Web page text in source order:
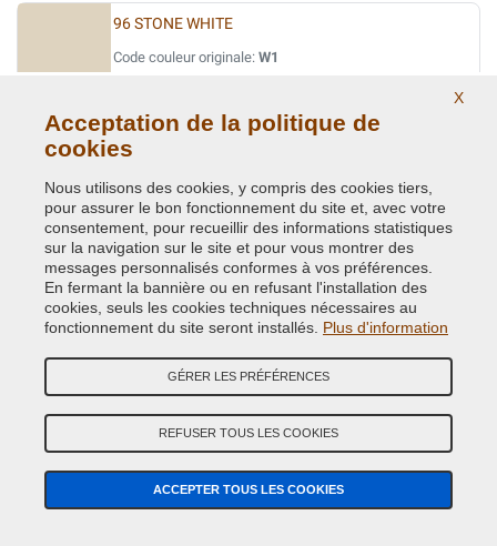
96 STONE WHITE
Code couleur originale: W1
BLACK
Code du produit:VC-CHA-DT4014
BLACK
Code couleur originale:DX8
Code du produit:VC-CHA-DX8
BLACK
Code couleur originale:DT4004
Code du produit:VC-CHA-DT4004
BLACK
Code couleur originale:PX8
X
Acceptation de la politique de
cookies
Nous utilisons des cookies, y compris des cookies tiers,
pour assurer le bon fonctionnement du site et, avec votre
consentement, pour recueillir des informations statistiques
sur la navigation sur le site et pour vous montrer des
messages personnalisés conformes à vos préférences.
En fermant la bannière ou en refusant l'installation des
cookies, seuls les cookies techniques nécessaires au
fonctionnement du site seront installés. Plus d'information
GÉRER LES PRÉFÉRENCES
REFUSER TOUS LES COOKIES
ACCEPTER TOUS LES COOKIES